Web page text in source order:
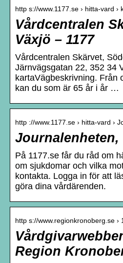
http s://www.1177.se › hitta-vard ›
Vårdcentralen
Växjö – 1177
Vårdcentralen Skärvet,
Järnvägsgatan 22, 352 34
kartaVägbeskrivning. Från
kan du som är 65 år i år …
http ://www.1177.se › hitta-vard ›
Journalenheten,
På 1177.se får du råd om
om sjukdomar och vilka
kontakta. Logga in för att
göra dina vårdärenden.
http s://www.regionkronoberg.se ›
Region